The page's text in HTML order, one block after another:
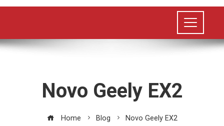
Novo Geely EX2
Home Blog Novo Geely EX2